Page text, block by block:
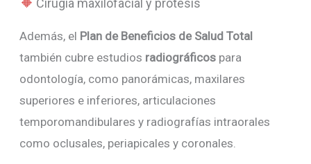
Cirugía maxilofacial y prótesis
Además, el Plan de Beneficios de Salud Total
también cubre estudios radiográficos para
odontología, como panorámicas, maxilares
superiores e inferiores, articulaciones
temporomandibulares y radiografías intraorales
como oclusales, periapicales y coronales.